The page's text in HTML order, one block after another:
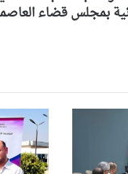
بمجلس قضاء